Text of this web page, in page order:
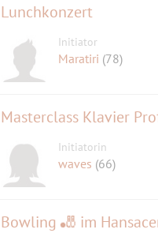
Lunchkonzert
Initiator
Maratiri (78)
Masterclass Klavier
Initiatorin
waves (66)
Bowling 🎳 im